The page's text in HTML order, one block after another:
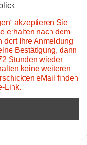
akzeptieren Sie
erhalten nach dem
dort Ihre Anmeldung
Bestätigung, dann
Stunden wieder
keine weiteren
eMail finden
Link.